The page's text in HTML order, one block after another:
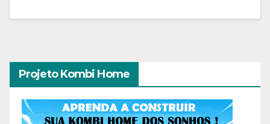
Projeto Kombi Home